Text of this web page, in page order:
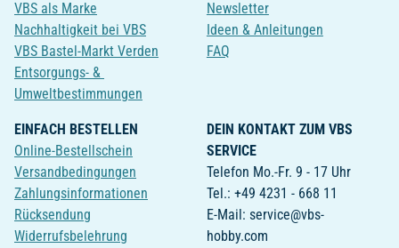
VBS als Marke
Nachhaltigkeit bei VBS
VBS Bastel-Markt Verden
Entsorgungs- &
Umweltbestimmungen
Newsletter
Ideen & Anleitungen
FAQ
EINFACH BESTELLEN
Online-Bestellschein
Versandbedingungen
Zahlungsinformationen
Rücksendung
Widerrufsbelehrung
DEIN KONTAKT ZUM VBS
SERVICE
Telefon Mo.-Fr. 9 - 17 Uhr
Tel.: +49 4231 - 668 11
E-Mail: service@vbs-
hobby.com